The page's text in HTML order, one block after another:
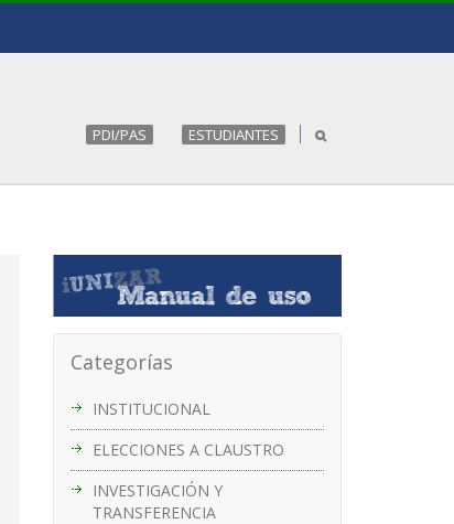
PDI/PAS ESTUDIANTES
Categorías
INSTITUCIONAL
ELECCIONES A CLAUSTRO
INVESTIGACIÓN Y
TRANSFERENCIA